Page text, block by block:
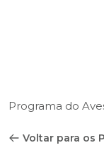
Programa do
Voltar para os